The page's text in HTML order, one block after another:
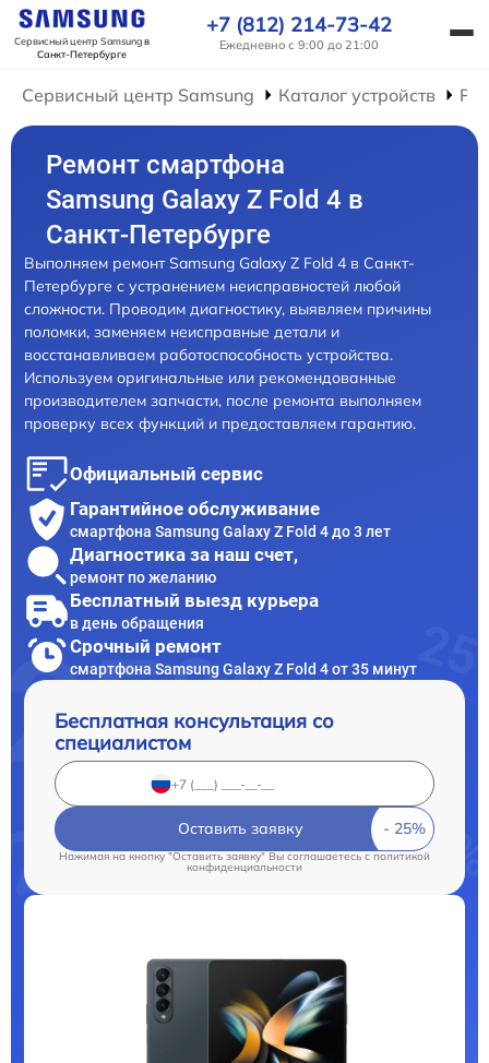
Сервисный центр Samsungв
Санкт-Петербурге
+7 (812) 214-73-42
Ежедневно с 9:00 до 21:00
Сервисный центр Samsung Каталог устройств
Ремонт смартфона
Samsung Galaxy Z Fold 4 в
Санкт-Петербурге
Выполняем ремонт Samsung Galaxy Z Fold 4 в Санкт-
Петербурге с устранением неисправностей любой
сложности. Проводим диагностику, выявляем причины
поломки, заменяем неисправные детали и
восстанавливаем работоспособность устройства.
Используем оригинальные или рекомендованные
производителем запчасти, после ремонта выполняем
проверку всех функций и предоставляем гарантию.
Официальный сервис
Гарантийное обслуживание
смартфона Samsung Galaxy Z Fold 4 до 3 лет
Диагностика за наш счет,
ремонт по желанию
Бесплатный выезд курьера
в день обращения
Срочный ремонт
смартфона Samsung Galaxy Z Fold 4 от 35 минут
Бесплатная консультация со
специалистом
Оставить заявку
Нажимая на кнопку "Оставить заявку" Вы соглашаетесь c политикой
конфиденциальности